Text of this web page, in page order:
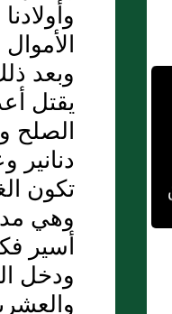
وبعد
يقتل
الصلح
تكون
وهي
أسير
ودخل